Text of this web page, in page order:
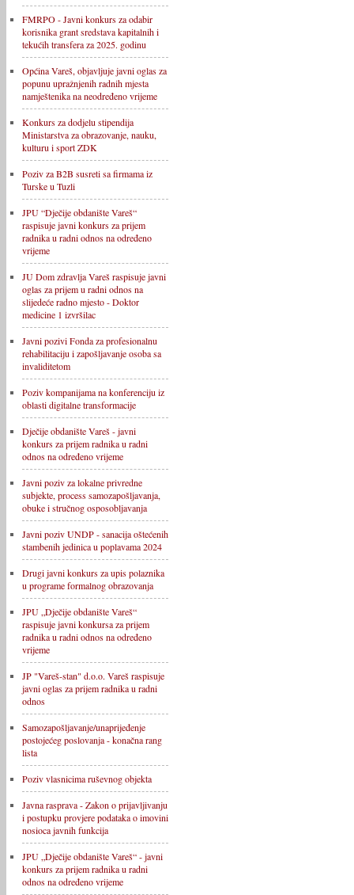
FMRPO - Javni konkurs za odabir
korisnika grant sredstava kapitalnih i
tekućih transfera za 2025. godinu
Općina Vareš, objavljuje javni oglas za
popunu upražnjenih radnih mjesta
namještenika na neodređeno vrijeme
Konkurs za dodjelu stipendija
Ministarstva za obrazovanje, nauku,
kulturu i sport ZDK
Poziv za B2B susreti sa firmama iz
Turske u Tuzli
JPU “Dječije obdanište Vareš“
raspisuje javni konkurs za prijem
radnika u radni odnos na određeno
vrijeme
JU Dom zdravlja Vareš raspisuje javni
oglas za prijem u radni odnos na
slijedeće radno mjesto - Doktor
medicine 1 izvršilac
Javni pozivi Fonda za profesionalnu
rehabilitaciju i zapošljavanje osoba sa
invaliditetom
Poziv kompanijama na konferenciju iz
oblasti digitalne transformacije
Dječije obdanište Vareš - javni
konkurs za prijem radnika u radni
odnos na određeno vrijeme
Javni poziv za lokalne privredne
subjekte, process samozapošljavanja,
obuke i stručnog osposobljavanja
Javni poziv UNDP - sanacija oštećenih
stambenih jedinica u poplavama 2024
Drugi javni konkurs za upis polaznika
u programe formalnog obrazovanja
JPU „Dječije obdanište Vareš“
raspisuje javni konkursa za prijem
radnika u radni odnos na određeno
vrijeme
JP "Vareš-stan" d.o.o. Vareš raspisuje
javni oglas za prijem radnika u radni
odnos
Samozapošljavanje/unaprijeđenje
postojećeg poslovanja - konačna rang
lista
Poziv vlasnicima ruševnog objekta
Javna rasprava - Zakon o prijavljivanju
i postupku provjere podataka o imovini
nosioca javnih funkcija
JPU „Dječije obdanište Vareš“ - javni
konkurs za prijem radnika u radni
odnos na određeno vrijeme